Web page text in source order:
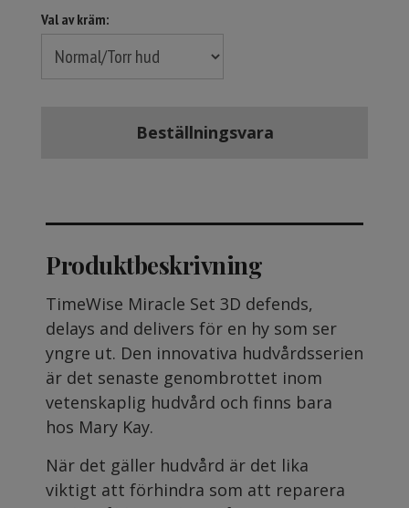
Val av kräm:
Beställningsvara
Produktbeskrivning
TimeWise Miracle Set 3D defends,
delays and delivers för en hy som ser
yngre ut. Den innovativa hudvårdsserien
är det senaste genombrottet inom
vetenskaplig hudvård och finns bara
hos Mary Kay.
När det gäller hudvård är det lika
viktigt att förhindra som att reparera